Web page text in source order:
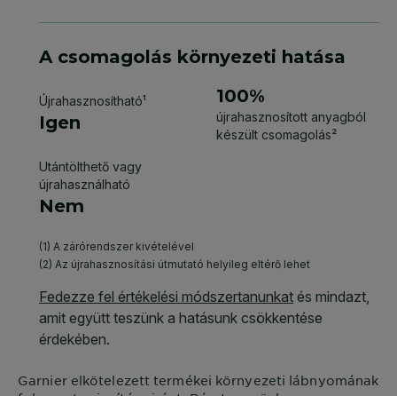
Garnierelkötelezett termékei környezeti lábnyomának